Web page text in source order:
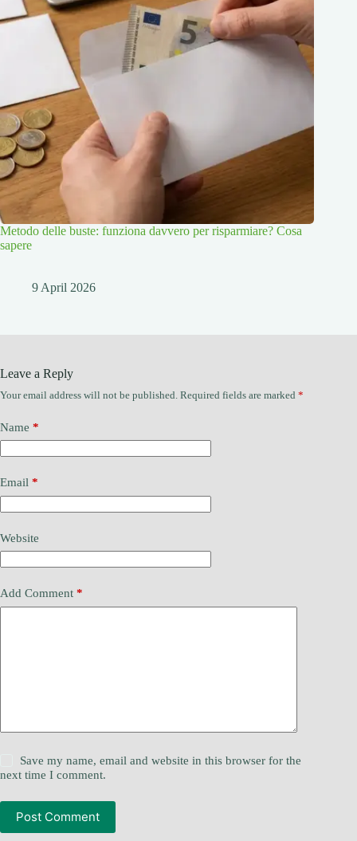
Metodo delle buste: funziona davvero per risparmiare? Cosa
sapere
9 April 2026
Leave a Reply
Your email address will not be published. Required fields are marked *
Name *
Email *
Website
Add Comment *
Save my name, email and website in this browser for the
next time I comment.
Post Comment